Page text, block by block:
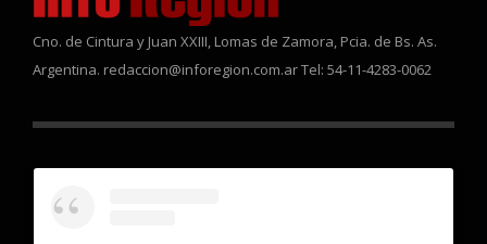
Cno. de Cintura y Juan XXIII, Lomas de Zamora, Pcia. de Bs. As.
Argentina. redaccion@inforegion.com.ar Tel: 54-11-4283-0062